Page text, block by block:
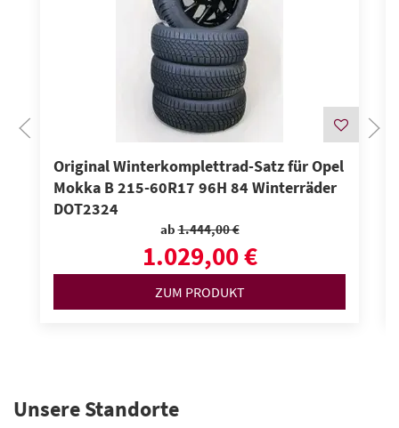
Original Winterkomplettrad-Satz für Opel
Mokka B 215-60R17 96H 84 Winterräder
DOT2324
ab1.444,00 €
1.029,00 €
ZUM PRODUKT
Unsere Standorte